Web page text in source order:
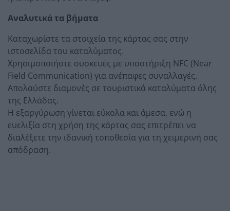
Αναλυτικά τα βήματα
Καταχωρίστε τα στοιχεία της κάρτας σας στην
ιστοσελίδα του καταλύματος.
Χρησιμοποιήστε συσκευές με υποστήριξη NFC (Near
Field Communication) για ανέπαφες συναλλαγές.
Απολαύστε διαμονές σε τουριστικά καταλύματα όλης
της Ελλάδας.
Η εξαργύρωση γίνεται εύκολα και άμεσα, ενώ η
ευελιξία στη χρήση της κάρτας σας επιτρέπει να
διαλέξετε την ιδανική τοποθεσία για τη χειμερινή σας
απόδραση.